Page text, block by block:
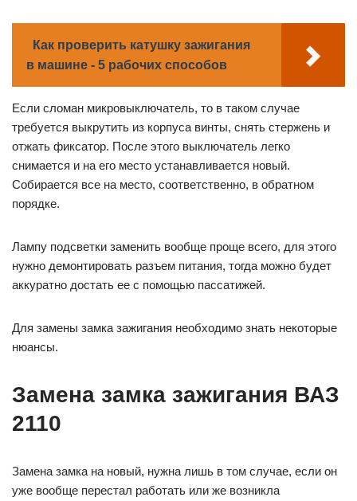
Как проверить катушку зажигания
в машине - 5 рабочих способов
Если сломан микровыключатель, то в таком случае
требуется выкрутить из корпуса винты, снять стержень и
отжать фиксатор. После этого выключатель легко
снимается и на его место устанавливается новый.
Собирается все на место, соответственно, в обратном
порядке.
Лампу подсветки заменить вообще проще всего, для этого
нужно демонтировать разъем питания, тогда можно будет
аккуратно достать ее с помощью пассатижей.
Для замены замка зажигания необходимо знать некоторые
нюансы.
Замена замка зажигания ВАЗ
2110
Замена замка на новый, нужна лишь в том случае, если он
уже вообще перестал работать или же возникла